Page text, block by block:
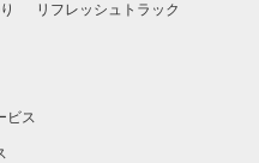
ビス
リフレッシュトラック